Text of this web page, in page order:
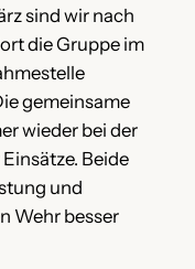
sind wir nach
die Gruppe im
gemeinsame
wieder bei der
Beide
und
Wehr besser